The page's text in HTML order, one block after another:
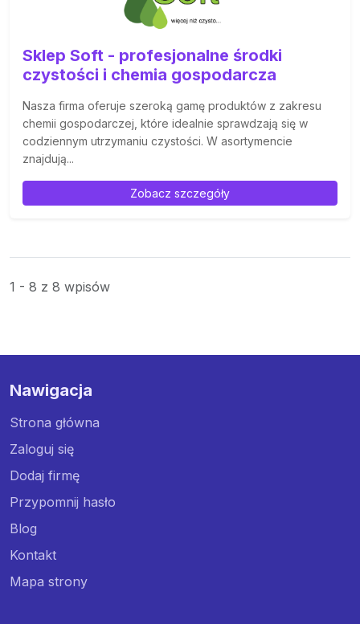
Sklep Soft - profesjonalne środki
czystości i chemia gospodarcza
Nasza firma oferuje szeroką gamę produktów z zakresu
chemii gospodarczej, które idealnie sprawdzają się w
codziennym utrzymaniu czystości. W asortymencie
znajdują...
Zobacz szczegóły
1 - 8 z 8 wpisów
Nawigacja
Strona główna
Zaloguj się
Dodaj firmę
Przypomnij hasło
Blog
Kontakt
Mapa strony